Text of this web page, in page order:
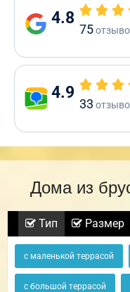
4.8
75
4.9
33
Дома из
Тип Размер
с маленькой террасой
с большой террасой